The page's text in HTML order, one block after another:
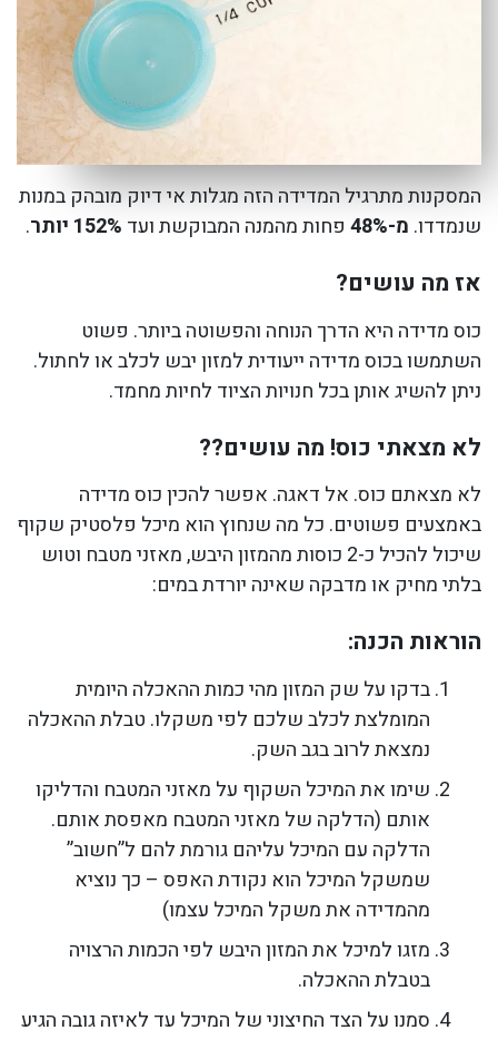
המסקנות מתרגיל המדידה הזה מגלות אי דיוק מובהק במנות
שנמדדו. מ-48% פחות מהמנה המבוקשת ועד 152% יותר .
אז מה עושים?
כוס מדידה היא הדרך הנוחה והפשוטה ביותר. פשוט
השתמשו בכוס מדידה ייעודית למזון יבש לכלב או לחתול.
ניתן להשיג אותן בכל חנויות הציוד לחיות מחמד.
לא מצאתי כוס! מה עושים??
לא מצאתם כוס. אל דאגה. אפשר להכין כוס מדידה
באמצעים פשוטים. כל מה שנחוץ הוא מיכל פלסטיק שקוף
שיכול להכיל כ-2 כוסות מהמזון היבש, מאזני מטבח וטוש
בלתי מחיק או מדבקה שאינה יורדת במים:
הוראות הכנה:
בדקו על שק המזון מהי כמות ההאכלה היומית
המומלצת לכלב שלכם לפי משקלו. טבלת ההאכלה
נמצאת לרוב בגב השק.
שימו את המיכל השקוף על מאזני המטבח והדליקו
אותם (הדלקה של מאזני המטבח מאפסת אותם.
הדלקה עם המיכל עליהם גורמת להם ל”חשוב”
שמשקל המיכל הוא נקודת האפס – כך נוציא
מהמדידה את משקל המיכל עצמו)
מזגו למיכל את המזון היבש לפי הכמות הרצויה
בטבלת ההאכלה.
סמנו על הצד החיצוני של המיכל עד לאיזה גובה הגיע